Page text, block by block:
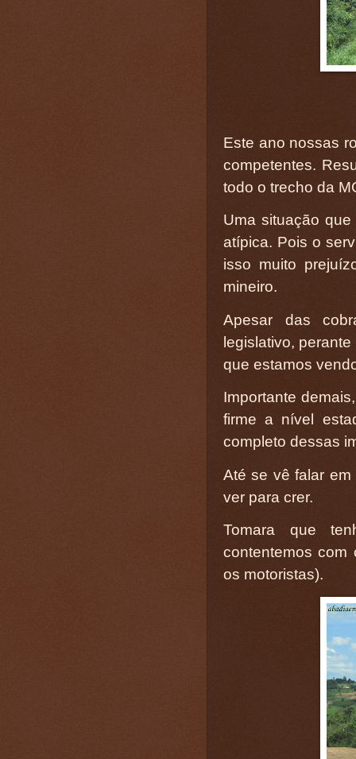
Este ano nossas
competentes.
todo o trecho da
Uma situação
atípica. Pois o
isso muito
mineiro.
Apesar das
legislativo,
que estamos
Importante
firme a nível
completo dessas
Até se vê falar em
ver para crer.
Tomara que
contentemos com
os motoristas).